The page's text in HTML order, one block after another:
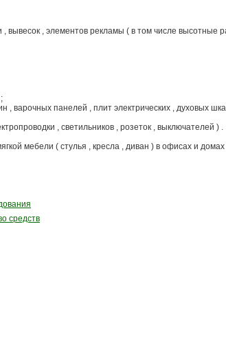
вывесок , элементов рекламы ( в том числе высотные
, варочных панелей , плит электрических , духовых
, светильников , розеток , выключателей ) .
мебели ( стулья , кресла , диван ) в офисах и домах
средств